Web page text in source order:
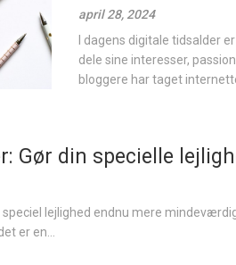
april 28, 2024
I dagens digitale tidsalder
dele sine interesser,
bloggere har taget
Gør din specielle
lejlighed endnu mere
er en...